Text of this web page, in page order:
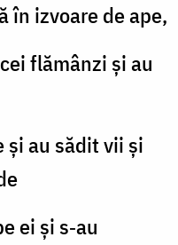
în izvoare de ape,
flămânzi și au
și au sădit vii și
ei și s‑au